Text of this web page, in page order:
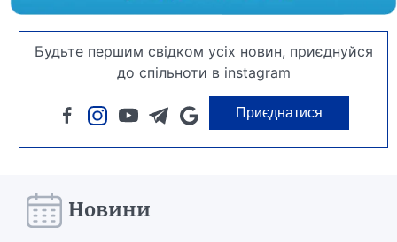
Будьте першим свідком усіх новин, приєднуйся
до спільноти в instagram
Приєднатися
Новини